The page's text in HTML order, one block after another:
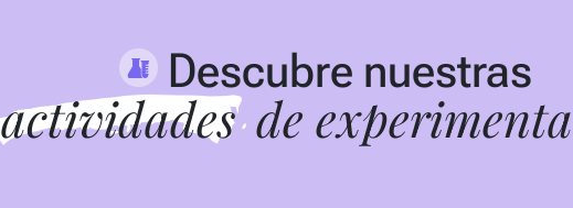
Descubre nuestras
actividades de